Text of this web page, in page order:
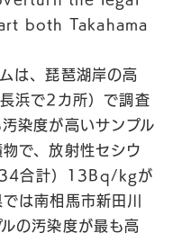
both Takahama
は、琵琶湖岸の高
浜で2カ所）で調査
染度が高いサンプル
で、放射性セシウ
合計）13Bq/kgが
は南相馬市新田川
の汚染度が最も高